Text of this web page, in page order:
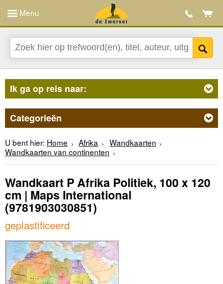
Menu
Ik ga op reis naar:
Categorieën
U bent hier: Home Afrika
Wandkaarten
Wandkaarten van continenten
Wandkaart P Afrika Politiek, 100 x 120
cm | Maps International
(9781903030851)
geplastificeerd